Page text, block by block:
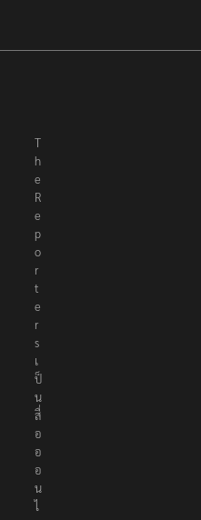
T
h
e
R
e
p
o
r
t
e
r
s
เ
ป็
น
สื่
อ
อ
อ
น
ไ